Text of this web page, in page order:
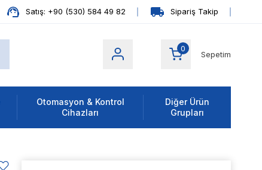
Satış: +90 (530) 584 49 82 Sipariş Takip
Sepetim
0
Otomasyon & Kontrol
Cihazları
Diğer Ürün
Grupları